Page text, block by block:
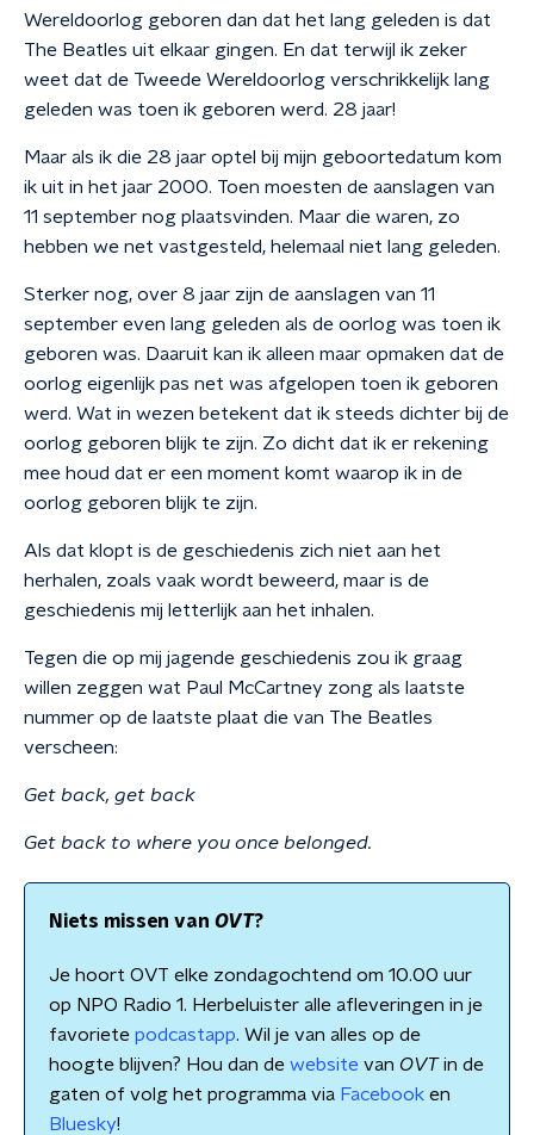
Wereldoorlog geboren dan dat het lang geleden is dat
The Beatles uit elkaar gingen. En dat terwijl ik zeker
weet dat de Tweede Wereldoorlog verschrikkelijk lang
geleden was toen ik geboren werd. 28 jaar!
Maar als ik die 28 jaar optel bij mijn geboortedatum kom
ik uit in het jaar 2000. Toen moesten de aanslagen van
11 september nog plaatsvinden. Maar die waren, zo
hebben we net vastgesteld, helemaal niet lang geleden.
Sterker nog, over 8 jaar zijn de aanslagen van 11
september even lang geleden als de oorlog was toen ik
geboren was. Daaruit kan ik alleen maar opmaken dat de
oorlog eigenlijk pas net was afgelopen toen ik geboren
werd. Wat in wezen betekent dat ik steeds dichter bij de
oorlog geboren blijk te zijn. Zo dicht dat ik er rekening
mee houd dat er een moment komt waarop ik in de
oorlog geboren blijk te zijn.
Als dat klopt is de geschiedenis zich niet aan het
herhalen, zoals vaak wordt beweerd, maar is de
geschiedenis mij letterlijk aan het inhalen.
Tegen die op mij jagende geschiedenis zou ik graag
willen zeggen wat Paul McCartney zong als laatste
nummer op de laatste plaat die van The Beatles
verscheen:
Get back, get back
Get back to where you once belonged.
Niets missen van OVT?
Je hoort OVT elke zondagochtend om 10.00 uur
op NPO Radio 1. Herbeluister alle afleveringen in je
favoriete podcastapp. Wil je van alles op de
hoogte blijven? Hou dan de website van OVTin de
gaten of volg het programma via Facebook en
Bluesky!